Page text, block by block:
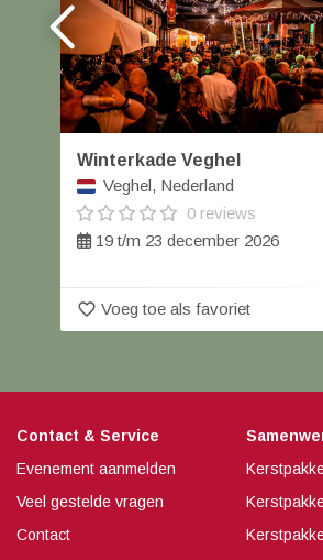
Winterkade Veghel
Veghel, Nederland
0 reviews
19 t/m 23 december 2026
favorite_border Voeg toe als favoriet
Contact & Service
Evenement aanmelden
Veel gestelde vragen
Contact